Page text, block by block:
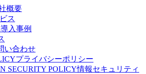
概要
ス
導入事例
い合わせ
プライバシーポリシー
SECURITY POLICY情報セキュリティ